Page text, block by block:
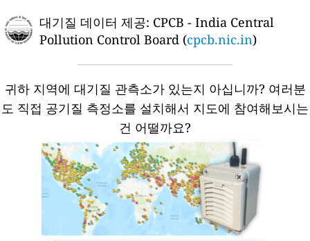
대기질 데이터 제공: CPCB - India Central
Pollution Control Board (cpcb.nic.in)
귀하 지역에 대기질 관측소가 있는지 아십니까? 여러분
도 직접 공기질 측정소를 설치해서 지도에 참여해보시는
건 어떨까요?